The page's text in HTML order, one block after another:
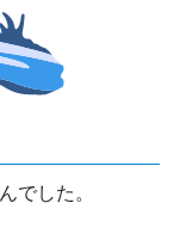
でした。